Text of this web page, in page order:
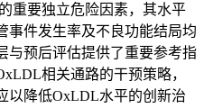
重要独立危险因素，其水平
事件发生率及不良功能结局均
与预后评估提供了重要参考指
相关通路的干预策略，
以降低OxLDL水平的创新治